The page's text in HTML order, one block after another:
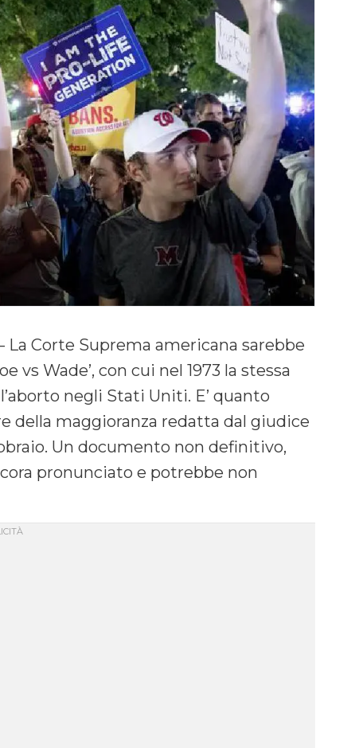
La Corte Suprema americana sarebbe
vs Wade’, con cui nel 1973 la stessa
negli Stati Uniti. E’ quanto
della maggioranza redatta dal giudice
Un documento non definitivo,
pronunciato e potrebbe non